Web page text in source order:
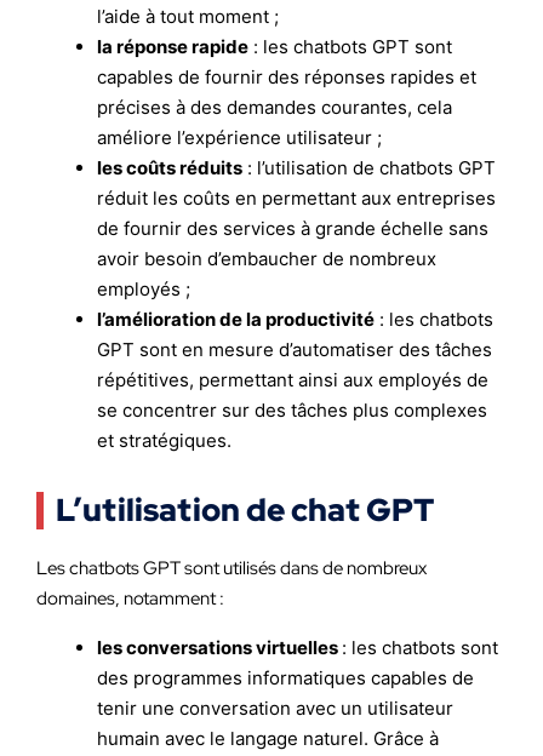
l’aide à tout moment ;
la réponse rapide : les chatbots GPT sont
capables de fournir des réponses rapides et
précises à des demandes courantes, cela
améliore l’expérience utilisateur ;
les coûts réduits : l’utilisation de chatbots GPT
réduit les coûts en permettant aux entreprises
de fournir des services à grande échelle sans
avoir besoin d’embaucher de nombreux
employés ;
l’amélioration de la productivité : les chatbots
GPT sont en mesure d’automatiser des tâches
répétitives, permettant ainsi aux employés de
se concentrer sur des tâches plus complexes
et stratégiques.
L’utilisation de chat GPT
Les chatbots GPT sont utilisés dans de nombreux
domaines, notamment :
les conversations virtuelles : les chatbots sont
des programmes informatiques capables de
tenir une conversation avec un utilisateur
humain avec le langage naturel. Grâce à